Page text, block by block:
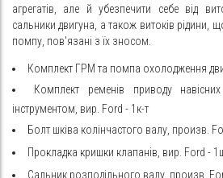
агрегатів, але й убезпечити себе від
сальники двигуна, а також витоків рідини,
помпу, пов'язані з їх зносом.
Комплект ГРМ та помпа охолодження
Комплект ременів приводу
інструментом, вир. Ford - 1к-т
Болт шківа колінчастого валу, произв.
Прокладка кришки клапанів, вир. Ford -
Сальник розподільного валу, произв.